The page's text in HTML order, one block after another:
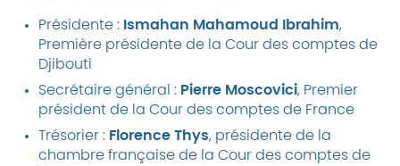
Présidente : Ismahan Mahamoud Ibrahim,
Première présidente de la Cour des comptes de
Djibouti
Secrétaire général : Pierre Moscovici, Premier
président de la Cour des comptes de France
Trésorier : Florence Thys, présidente de la
chambre française de la Cour des comptes de